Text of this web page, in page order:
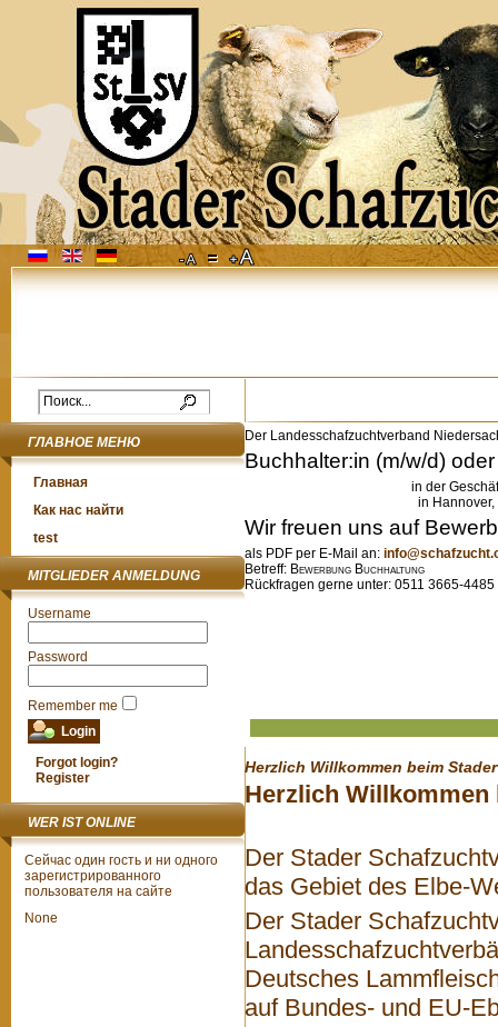
ГЛАВНОЕ МЕНЮ
Главная
Как нас найти
test
MITGLIEDER ANMELDUNG
Username
Password
Remember me
Forgot login?
Register
WER IST ONLINE
Сейчас один гость и ни одного
зарегистрированного
пользователя на сайте
None
Der Landesschafzuchtverband
Buchhalter:in (m/w/d)
in der
in
Wir freuen uns auf
als PDF per E-Mail an:
Betreff: Bewerbung Buchhaltung
Rückfragen gerne unter: 0511
Herzlich Willkommen beim
Herzlich Willkommen
Der Stader
das Gebiet des Elbe-
Der Stader
Deutsches
auf Bundes- und EU-